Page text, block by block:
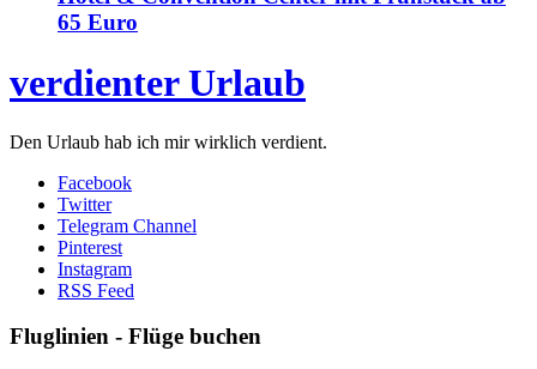
65 Euro
verdienter Urlaub
Den Urlaub hab ich mir wirklich verdient.
Facebook
Twitter
Telegram Channel
Pinterest
Instagram
RSS Feed
Fluglinien - Flüge buchen